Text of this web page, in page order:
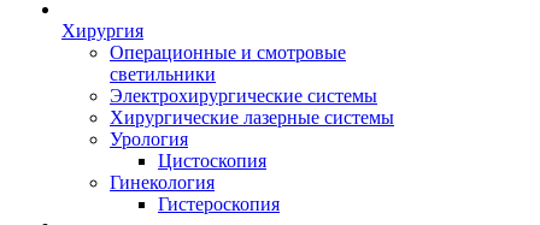
Хирургия
Операционные и смотровые
светильники
Электрохирургические системы
Хирургические лазерные системы
Урология
Цистоскопия
Гинекология
Гистероскопия